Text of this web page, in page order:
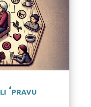
‘pravu